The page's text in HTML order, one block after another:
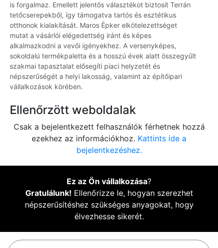
is forgalmaz. Emellett jelentős választékot biztosít Terrán
tetőcserepekből, így támogatva tartós és esztétikus
otthonok kialakítását. Maros Épker elkötelezettséget
mutat a vásárlói elégedettség iránt és képes
alkalmazkodni a vevői igényekhez. A versenyképes,
sokoldalú termékpaletta és a hosszú évek alatt összegyűlt
szakmai tapasztalat elősegíti piaci helyzetét és
népszerűségét a helyi lakosság, valamint az építőipari
vállalkozások körében.
Ellenőrzött weboldalak
Csak a bejelentkezett felhasználók férhetnek hozzá
ezekhez az információkhoz. Kattints ide a
bejelentkezéshez.
Ez az Ön vállalkozása?
Gratulálunk! Ellenőrizze le, hogyan szerezhet
népszerűsítéshez szükséges anyagokat, hogy
élvezhesse sikerét.